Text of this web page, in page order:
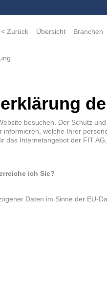
< Zurück Übersicht Branchen
besuchen. Der Schutz
informieren, welche Ihrer
das Internetangebot der FIT
ich Sie?
Daten im Sinne der EU-